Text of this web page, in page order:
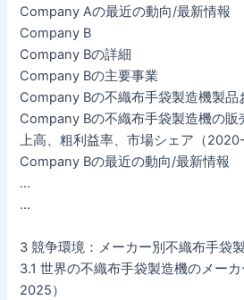
Company Aの最近の動向/最新情報
Company B
Company Bの詳細
Company Bの主要事業
Company Bの不織布手袋製造機製品
Company Bの不織布手袋製造機の販
上高、粗利益率、市場シェア（
Company Bの最近の動向/最新情報
…
…
3 競争環境：メーカー別不織布手袋
3.1 世界の不織布手袋製造機のメー
2025）